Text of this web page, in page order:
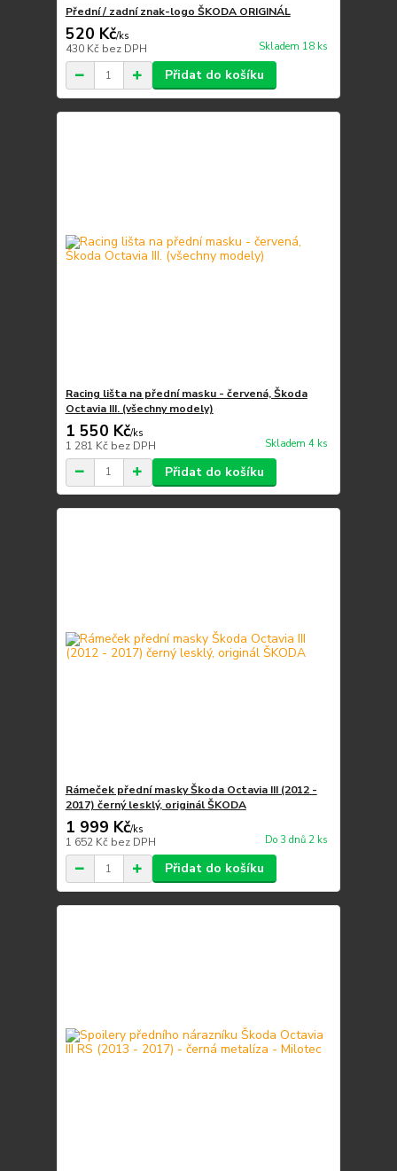
Přední / zadní znak-logo ŠKODA ORIGINÁL
520 Kč/ks
430 Kč bez DPH Skladem 18 ks
Přidat do košíku
Racing lišta na přední masku - červená, Škoda
Octavia III. (všechny modely)
1 550 Kč/ks
1 281 Kč bez DPH Skladem 4 ks
Přidat do košíku
Rámeček přední masky Škoda Octavia III (2012 -
2017) černý lesklý, originál ŠKODA
1 999 Kč/ks
1 652 Kč bez DPH Do 3 dnů 2 ks
Přidat do košíku